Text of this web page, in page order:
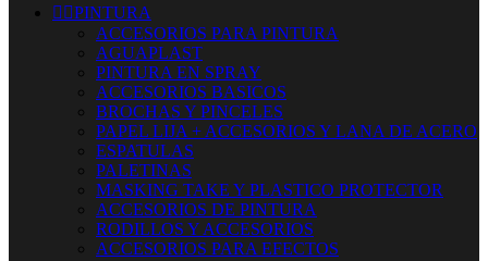
 PINTURA
ACCESORIOS PARA PINTURA
AGUAPLAST
PINTURA EN SPRAY
ACCESORIOS BASICOS
BROCHAS Y PINCELES
PAPEL LIJA + ACCESORIOS Y LANA DE ACERO
ESPATULAS
PALETINAS
MASKING TAKE Y PLASTICO PROTECTOR
ACCESORIOS DE PINTURA
RODILLOS Y ACCESORIOS
ACCESORIOS PARA EFECTOS